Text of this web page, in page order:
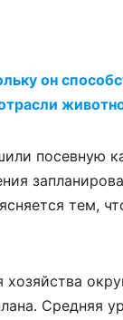
он
посевную
тем,
Средняя